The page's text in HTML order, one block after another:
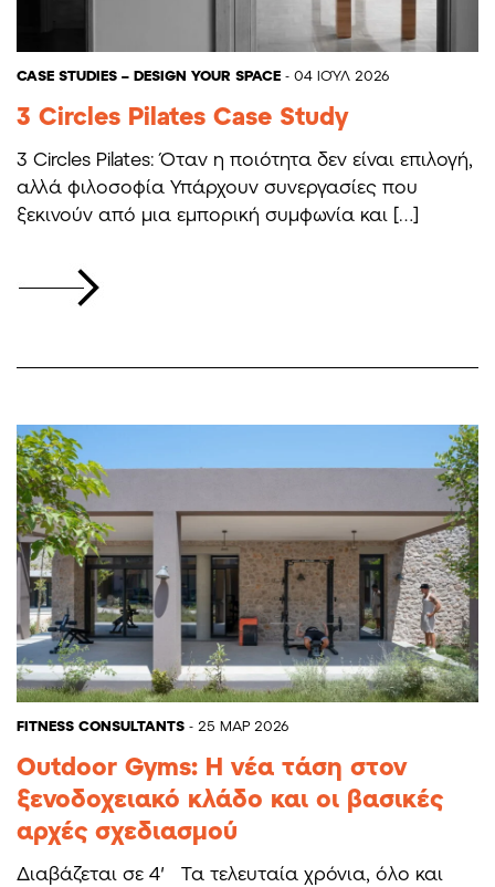
CASE STUDIES – DESIGN YOUR SPACE - 04 ΙΟΎΛ 2026
3 Circles Pilates Case Study
3 Circles Pilates: Όταν η ποιότητα δεν είναι επιλογή,
αλλά φιλοσοφία Υπάρχουν συνεργασίες που
ξεκινούν από μια εμπορική συμφωνία και […]
FITNESS CONSULTANTS - 25 ΜΑΡ 2026
Outdoor Gyms: Η νέα τάση στον
ξενοδοχειακό κλάδο και οι βασικές
αρχές σχεδιασμού
Διαβάζεται σε 4′ Τα τελευταία χρόνια, όλο και